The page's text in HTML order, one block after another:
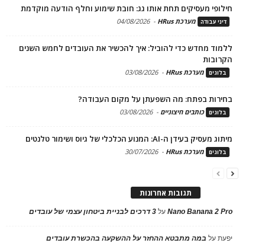
חילופי מעסיקים תחת אותו גג: חובת שימוע וחלף הודעה מוקדמת
דיני עבודה מערכת HRus -
04/08/2026
ללמוד מחדש כדי להוביל: איך להכשיר את העובדים לחמש השנים
הקרובות
בלוגים מערכת HRus -
03/08/2026
בחירות בפתח: מה השפעתן על מקום העבודה?
בלוגים כותבים חיצוניים -
03/08/2026
מיתוג מעסיק בעידן ה-AI: המנוע הכלכלי של גיוס ושימור טלנטים
בלוגים מערכת HRus -
30/07/2026
תגובות אחרונות
Nano Banana 2 Proעל 3 דרכים לבניית ביטחון עצמי של עובדים
יפעתעל במה מתבטא ההחזר על ההשקעה בהכשרת עובדים